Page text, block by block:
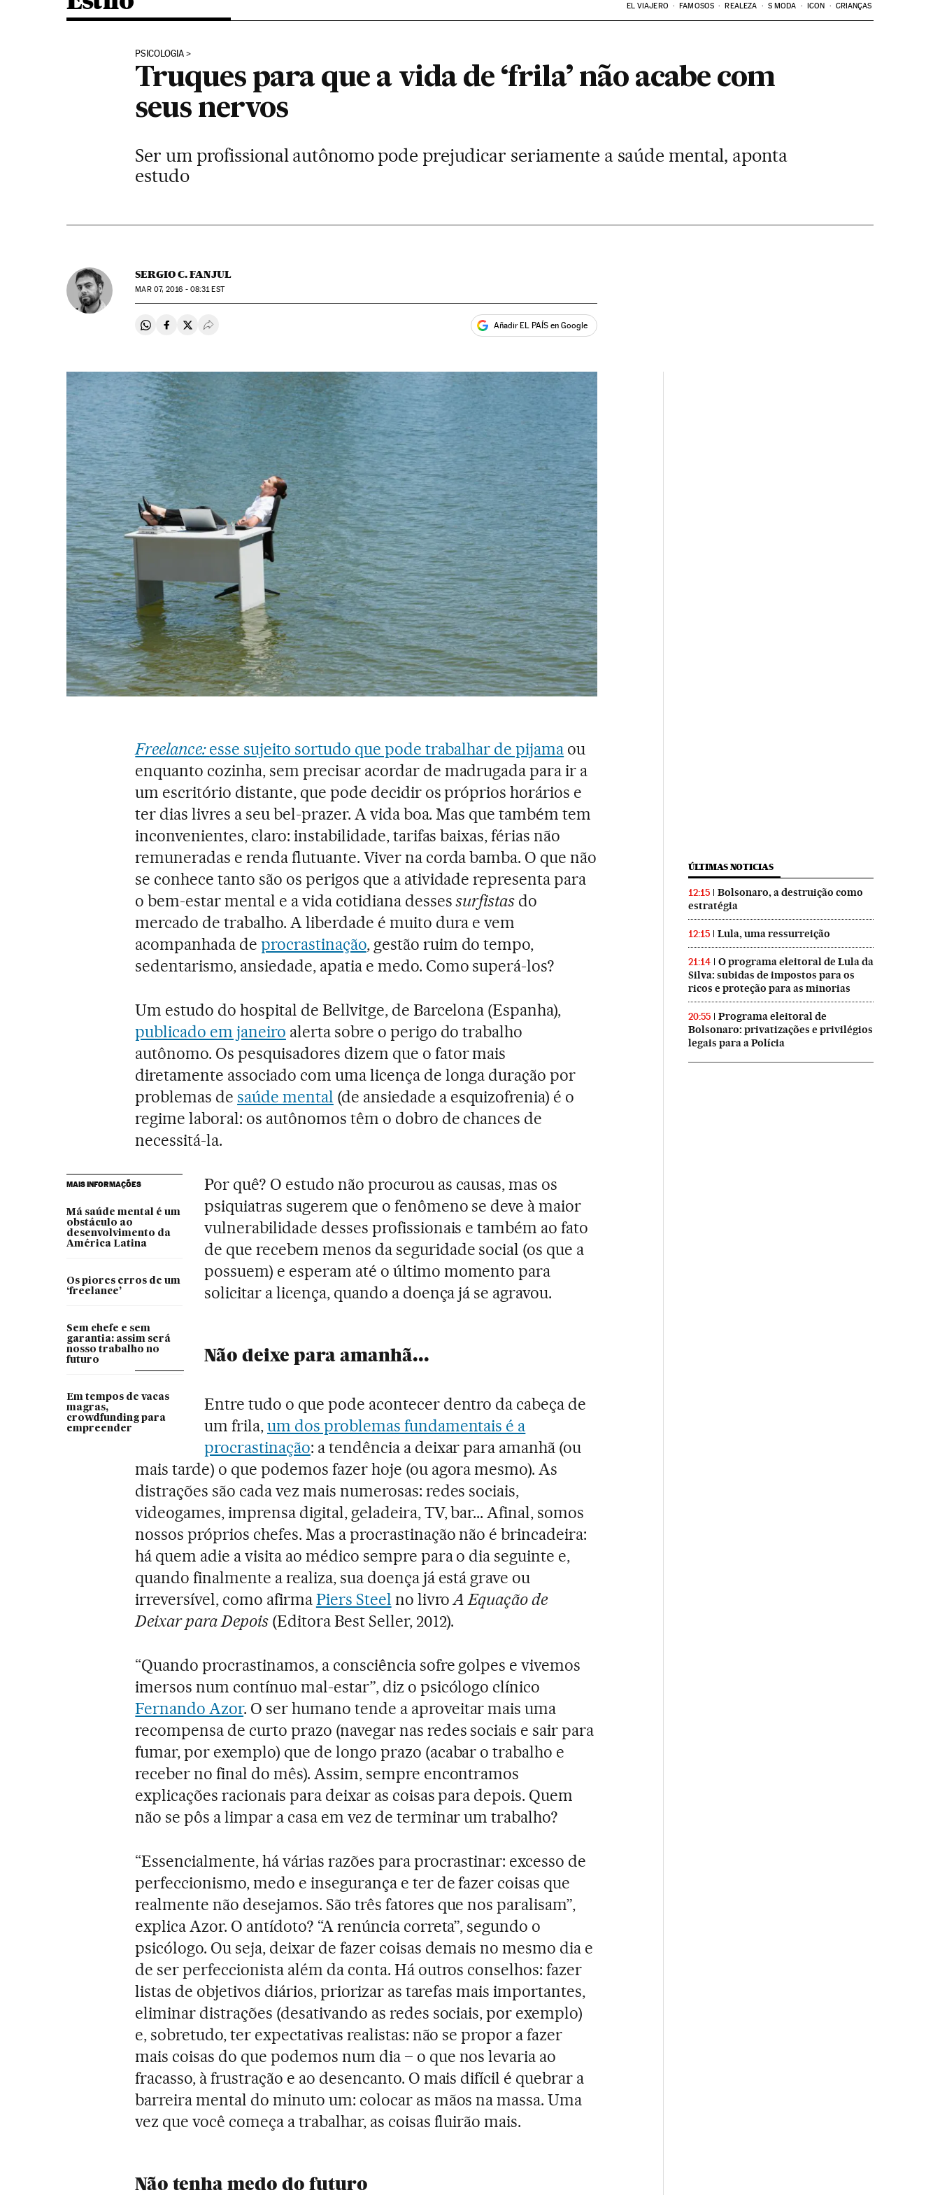
EL VIAJERO FAMOSOS REALEZA S MODA ICON CRIANÇAS
PSICOLOGIA
Truques para que a vida de ‘frila’ não acabe com
seus nervos
Ser um profissional autônomo pode prejudicar seriamente a saúde mental, aponta
estudo
SERGIO C. FANJUL
MAR07, 2016 - 08:31EST
Compartir en Whatsapp
Compartir en Facebook
Compartir en Twitter
Desplegar Redes Sociales Añadir EL PAÍS en Google
Freelance:esse sujeito sortudo que pode trabalhar de pijama ou
enquanto cozinha, sem precisar acordar de madrugada para ir a
um escritório distante, que pode decidir os próprios horários e
ter dias livres a seu bel-prazer. A vida boa. Mas que também tem
inconvenientes, claro: instabilidade, tarifas baixas, férias não
remuneradas e renda flutuante. Viver na corda bamba. O que não
se conhece tanto são os perigos que a atividade representa para
o bem-estar mental e a vida cotidiana dessessurfistas do
mercado de trabalho. A liberdade é muito dura e vem
acompanhada deprocrastinação, gestão ruim do tempo,
sedentarismo, ansiedade, apatia e medo. Como superá-los?
Um estudo do hospital de Bellvitge, de Barcelona (Espanha),
publicado em janeiro alerta sobre o perigo do trabalho
autônomo. Os pesquisadores dizem que o fator mais
diretamente associado com uma licença de longa duração por
problemas desaúde mental (de ansiedade a esquizofrenia) é o
regime laboral: os autônomos têm o dobro de chances de
necessitá-la.
MAIS INFORMAÇÕES
Má saúde mental é um
obstáculo ao
desenvolvimento da
América Latina
Os piores erros de um
‘freelance’
Sem chefe e sem
garantia: assim será
nosso trabalho no
futuro
Em tempos de vacas
magras,
crowdfunding para
empreender
Por quê? O estudo não procurou as causas, mas os
psiquiatras sugerem que o fenômeno se deve à maior
vulnerabilidade desses profissionais e também ao fato
de que recebem menos da seguridade social (os que a
possuem) e esperam até o último momento para
solicitar a licença, quando a doença já se agravou.
Não deixe para amanhã...
Entre tudo o que pode acontecer dentro da cabeça de
um frila,um dos problemas fundamentais é a
procrastinação: a tendência a deixar para amanhã (ou
mais tarde) o que podemos fazer hoje (ou agora mesmo). As
distrações são cada vez mais numerosas: redes sociais,
videogames, imprensa digital, geladeira, TV, bar... Afinal, somos
nossos próprios chefes. Mas a procrastinação não é brincadeira:
há quem adie a visita ao médico sempre para o dia seguinte e,
quando finalmente a realiza, sua doença já está grave ou
irreversível, como afirmaPiers Steel no livroA Equação de
Deixar para Depois (Editora Best Seller, 2012).
“Quando procrastinamos, a consciência sofre golpes e vivemos
imersos num contínuo mal-estar”, diz o psicólogo clínico
Fernando Azor. O ser humano tende a aproveitar mais uma
recompensa de curto prazo (navegar nas redes sociais e sair para
fumar, por exemplo) que de longo prazo (acabar o trabalho e
receber no final do mês). Assim, sempre encontramos
explicações racionais para deixar as coisas para depois. Quem
não se pôs a limpar a casa em vez de terminar um trabalho?
“Essencialmente, há várias razões para procrastinar: excesso de
perfeccionismo, medo e insegurança e ter de fazer coisas que
realmente não desejamos. São três fatores que nos paralisam”,
explica Azor. O antídoto? “A renúncia correta”, segundo o
psicólogo. Ou seja, deixar de fazer coisas demais no mesmo dia e
de ser perfeccionista além da conta. Há outros conselhos: fazer
listas de objetivos diários, priorizar as tarefas mais importantes,
eliminar distrações (desativando as redes sociais, por exemplo)
e, sobretudo, ter expectativas realistas: não se propor a fazer
mais coisas do que podemos num dia – o que nos levaria ao
fracasso, à frustração e ao desencanto. O mais difícil é quebrar a
barreira mental do minuto um: colocar as mãos na massa. Uma
vez que você começa a trabalhar, as coisas fluirão mais.
Não tenha medo do futuro
ÚLTIMAS NOTICIAS
12:15
Bolsonaro, a destruição como
estratégia
12:15 Lula, uma ressurreição
21:14
O programa eleitoral de Lula da
Silva: subidas de impostos para os
ricos e proteção para as minorias
20:55
Programa eleitoral de
Bolsonaro: privatizações e privilégios
legais para a Polícia